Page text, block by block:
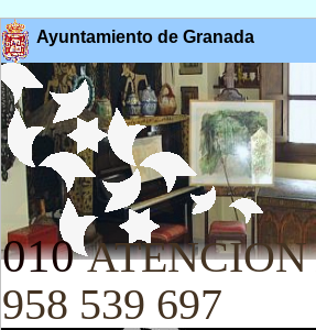
Ayuntamiento de Granada
010
958 539 697